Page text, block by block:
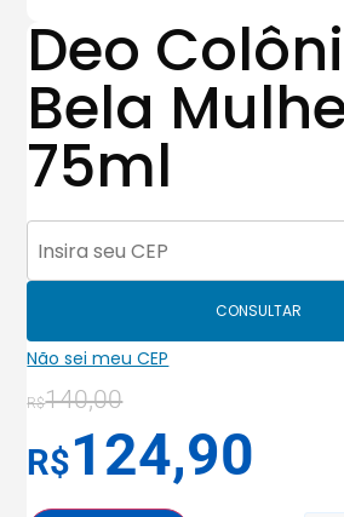
Deo
Bela
75ml
CONSULTAR
Não sei meu CEP
R$140,00
R$124,90